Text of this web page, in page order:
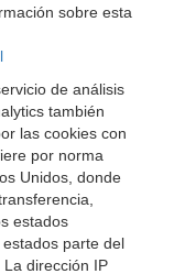
sobre esta
de análisis
también
las cookies con
por norma
Unidos, donde
estados
parte del
dirección IP